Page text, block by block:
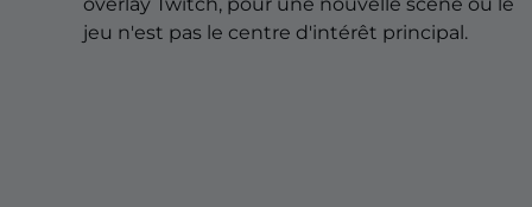
overlay Twitch, pour une nouvelle scène où le
jeu n'est pas le centre d'intérêt principal.